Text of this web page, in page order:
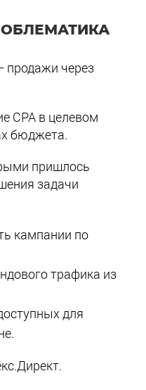
продажи через
СРА в целевом
бюджета.
пришлось
задачи
кампании по
трафика из
для